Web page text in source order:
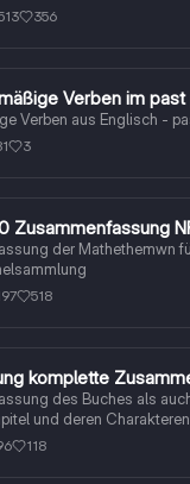
356
Verben im
Verben aus Englisch -
3
Zusammenfassung
der Mathethemwn
518
komplette
des Buches als
und deren
Unterricht ohne KI erstellt
118